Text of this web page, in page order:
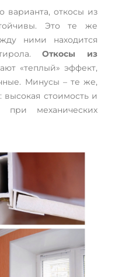
варианта, откосы из
Это те же
ними находится
Откосы из
«теплый» эффект,
Минусы – те же,
высокая стоимость и
при механических